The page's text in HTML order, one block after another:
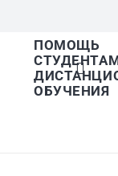
ПОМОЩЬ
ОБУЧЕНИЯ
используйте
и Enter для